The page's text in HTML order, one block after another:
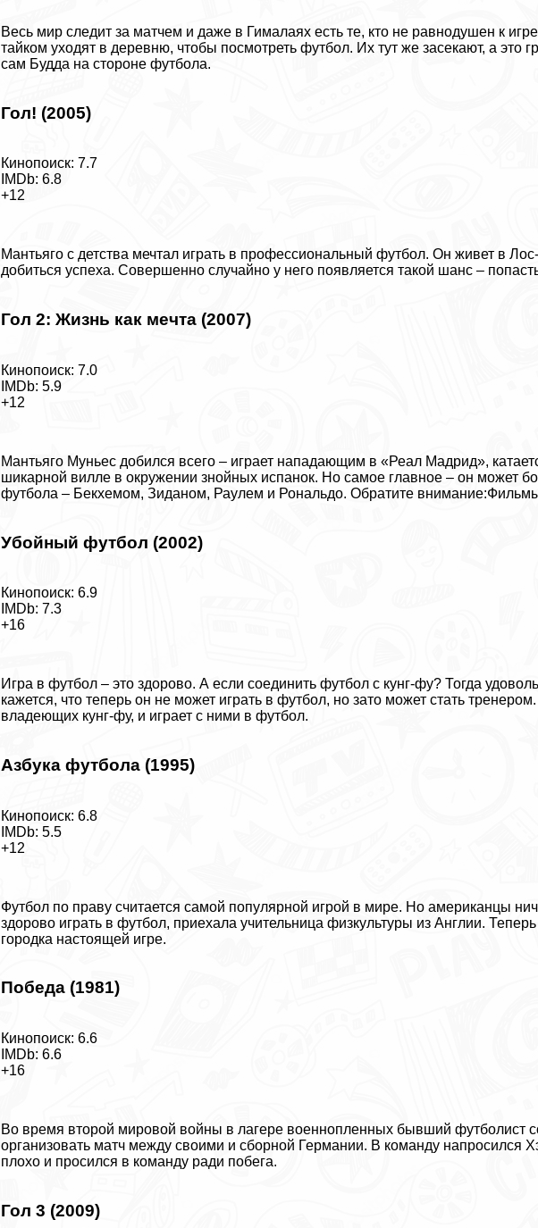
Весь мир следит за матчем и даже в Гималаях есть те, кто не равнодушен к
тайком уходят в деревню, чтобы посмотреть футбол. Их тут же засекают, а это
сам Будда на стороне футбола.
Гол! (2005)
Кинопоиск: 7.7
IMDb: 6.8
+12
Мантьяго с детства мечтал играть в профессиональный футбол. Он живет в
добиться успеха. Совершенно случайно у него появляется такой шанс –
Гол 2: Жизнь как мечта (2007)
Кинопоиск: 7.0
IMDb: 5.9
+12
Мантьяго Муньес добился всего – играет нападающим в «Реал Мадрид»,
шикарной вилле в окружении знойных испанок. Но самое главное – он может
футбола – Бекхемом, Зиданом, Раулем и Рональдо.Обратите внимание:
Убойный футбол (2002)
Кинопоиск: 6.9
IMDb: 7.3
+16
Игра в футбол – это здорово. А если соединить футбол с кунг-фу? Тогда
кажется, что теперь он не может играть в футбол, но зато может стать
владеющих кунг-фу, и играет с ними в футбол.
Азбука футбола (1995)
Кинопоиск: 6.8
IMDb: 5.5
+12
Футбол по праву считается самой популярной игрой в мире. Но американцы
здорово играть в футбол, приехала учительница физкультуры из Англии. Теперь
городка настоящей игре.
Победа (1981)
Кинопоиск: 6.6
IMDb: 6.6
+16
Во время второй мировой войны в лагере военнопленных бывший футболист
организовать матч между своими и сборной Германии. В комaнду напросился
плохо и просился в комaнду ради побега.
Гол 3 (2009)